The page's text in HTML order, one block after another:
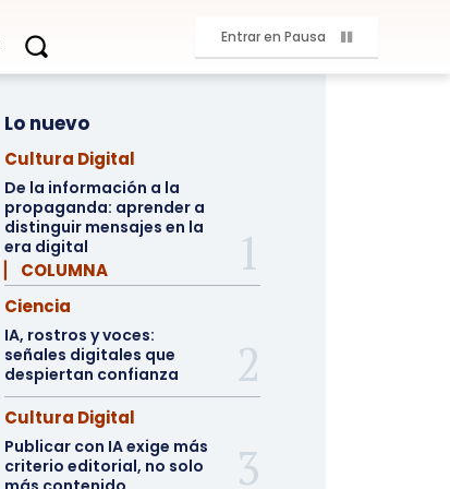
Entrar en Pausa
Lo nuevo
Cultura Digital
De la información a la
propaganda: aprender a
distinguir mensajes en la
era digital
▏ COLUMNA
Ciencia
IA, rostros y voces:
señales digitales que
despiertan confianza
Cultura Digital
Publicar con IA exige más
criterio editorial, no solo